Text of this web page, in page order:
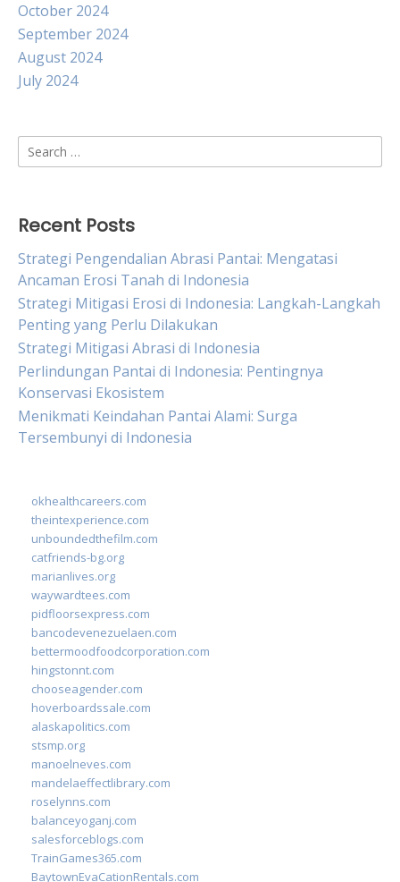
October 2024
September 2024
August 2024
July 2024
Search
for:
Recent Posts
Strategi Pengendalian Abrasi Pantai: Mengatasi
Ancaman Erosi Tanah di Indonesia
Strategi Mitigasi Erosi di Indonesia: Langkah-Langkah
Penting yang Perlu Dilakukan
Strategi Mitigasi Abrasi di Indonesia
Perlindungan Pantai di Indonesia: Pentingnya
Konservasi Ekosistem
Menikmati Keindahan Pantai Alami: Surga
Tersembunyi di Indonesia
okhealthcareers.com
theintexperience.com
unboundedthefilm.com
catfriends-bg.org
marianlives.org
waywardtees.com
pidfloorsexpress.com
bancodevenezuelaen.com
bettermoodfoodcorporation.com
hingstonnt.com
chooseagender.com
hoverboardssale.com
alaskapolitics.com
stsmp.org
manoelneves.com
mandelaeffectlibrary.com
roselynns.com
balanceyoganj.com
salesforceblogs.com
TrainGames365.com
BaytownEvaCationRentals.com